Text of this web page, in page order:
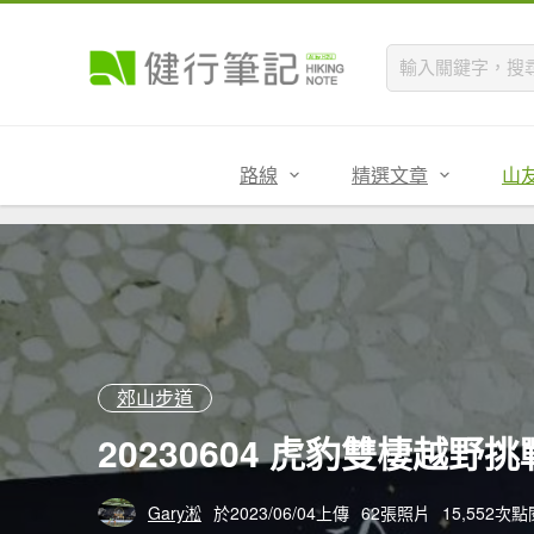
路線 精選文章 山
郊山步道
20230604 虎豹雙棲越野
Gary淞 於2023/06/04上傳 62張照片 15,552次點